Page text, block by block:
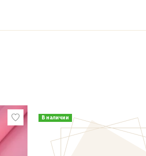
В наличии